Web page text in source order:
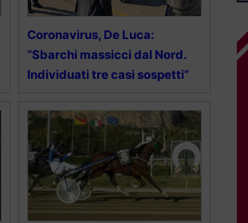
Coronavirus, De Luca:
“Sbarchi massicci dal Nord.
Individuati tre casi sospetti”